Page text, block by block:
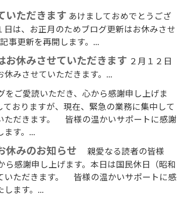
いただきます あけましておめでとうござ
は、お正月のためブログ更新はお休みさせ
事更新を再開します。...
お休みさせていただきます ２月１２日
みさせていただきます。...
ご愛読いただき、心から感謝申し上げま
おりますが、現在、緊急の業務に集中して
ただきます。 皆様の温かいサポートに感謝
ます。...
休みのお知らせ
親愛なる読者の皆様
感謝申し上げます。本日は国民休日（昭和
いただきます。 皆様の温かいサポートに感
ます。...